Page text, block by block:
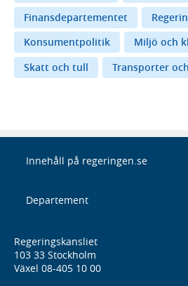
Finansdepartementet
Konsumentpolitik
Miljö och
Skatt och tull
Transporter
Innehåll på regeringen.se
Departement
Regeringskansliet
103 33 Stockholm
Växel 08-405 10 00